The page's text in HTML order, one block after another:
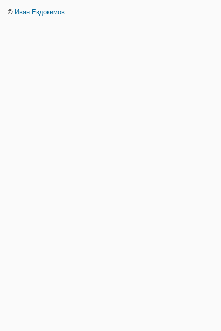
© Иван Евдокимов